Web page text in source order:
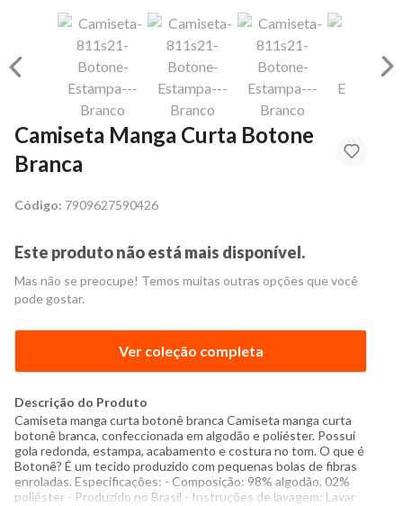
Camiseta Manga Curta Botone
Branca
Código: 7909627590426
Este produto não está mais disponível.
Mas não se preocupe! Temos muitas outras opções que você
pode gostar.
Ver coleção completa
Descrição do Produto
Camiseta manga curta botonê branca Camiseta manga curta
botonê branca, confeccionada em algodão e poliéster. Possui
gola redonda, estampa, acabamento e costura no tom. O que é
Botonê? É um tecido produzido com pequenas bolas de fibras
enroladas. Especificações: - Composição: 98% algodão, 02%
poliéster - Produzido no Brasil - Instruções de lavagem: Lavar